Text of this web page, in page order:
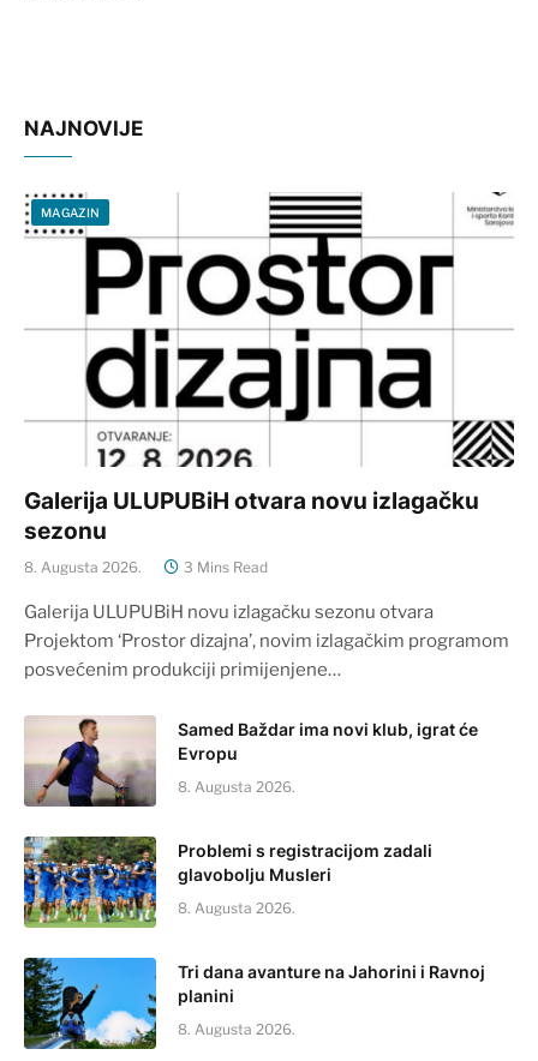
NAJNOVIJE
MAGAZIN
Galerija ULUPUBiH otvara novu izlagačku
sezonu
8. Augusta 2026. 3 Mins Read
Galerija ULUPUBiH novu izlagačku sezonu otvara
Projektom ‘Prostor dizajna’, novim izlagačkim programom
posvećenim produkciji primijenjene…
Samed Baždar ima novi klub, igrat će
Evropu
8. Augusta 2026.
Problemi s registracijom zadali
glavobolju Musleri
8. Augusta 2026.
Tri dana avanture na Jahorini i Ravnoj
planini
8. Augusta 2026.